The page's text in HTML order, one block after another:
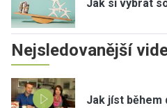
Jak si vybrat
Nejsledovanější
Jak jíst během